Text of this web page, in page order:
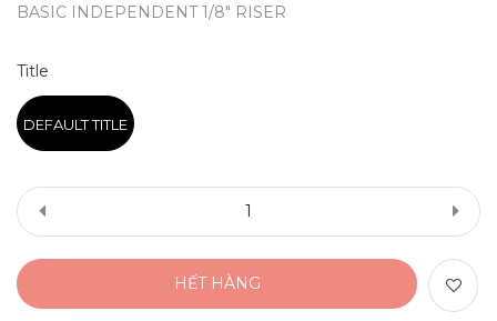
BASIC INDEPENDENT 1/8" RISER
Title
DEFAULT TITLE
HẾT HÀNG